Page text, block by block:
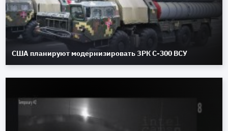
США планируют модернизировать ЗРК С-300 ВСУ